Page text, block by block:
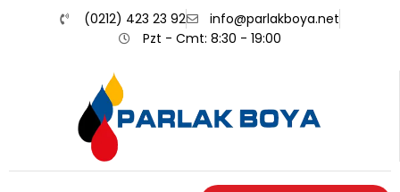
(0212) 423 23 92
info@parlakboya.net
Pzt - Cmt: 8:30 - 19:00